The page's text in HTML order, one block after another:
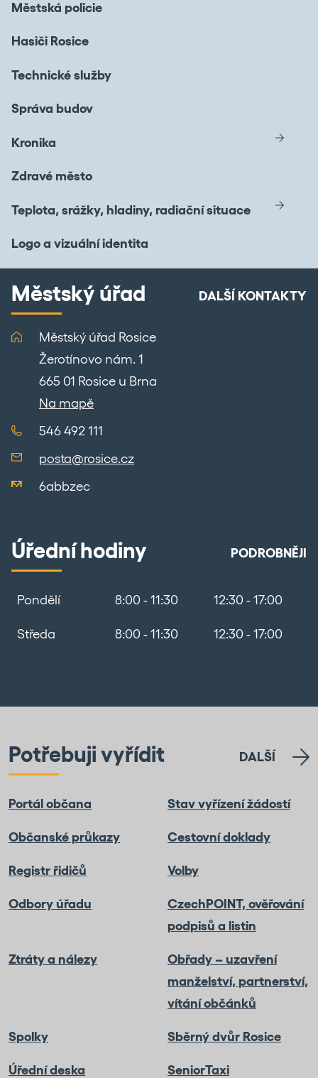
Městská policie
Hasiči Rosice
Technické služby
Správa budov
Kronika
Zdravé město
Teplota, srážky, hladiny, radiační situace
Logo a vizuální identita
Městský úřad DALŠÍ KONTAKTY
Městský úřad Rosice
Žerotínovo nám. 1
665 01 Rosice u Brna
Na mapě
546 492 111
posta@rosice.cz
6abbzec
Úřední hodiny PODROBNĚJI
Pondělí 8:00 - 11:30 12:30 - 17:00
Středa 8:00 - 11:30 12:30 - 17:00
Potřebuji vyřídit DALŠÍ
Portál občana Stav vyřízení žádostí
Občanské průkazy Cestovní doklady
Registr řidičů Volby
Odbory úřadu
CzechPOINT, ověřování
podpisů a listin
Ztráty a nálezy
Obřady – uzavření
manželství, partnerství,
vítání občánků
Spolky Sběrný dvůr Rosice
Úřední deska SeniorTaxi